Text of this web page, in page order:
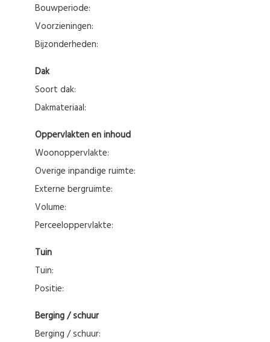
Bouwperiode:
Voorzieningen:
Bijzonderheden:
Dak
Soort dak:
Dakmateriaal:
Oppervlakten en inhoud
Woonoppervlakte:
Overige inpandige ruimte:
Externe bergruimte:
Volume:
Perceeloppervlakte:
Tuin
Tuin:
Positie:
Berging / schuur
Berging / schuur: